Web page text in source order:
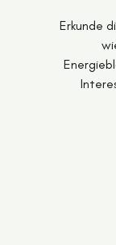
Erkunde